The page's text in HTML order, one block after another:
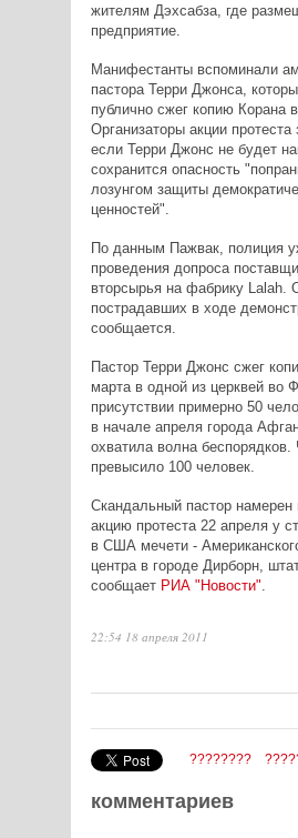
жителям Дэхсабза, где
предприятие.
Манифестанты вспоминали
пастора Терри Джонса,
публично сжег копию Корана
Организаторы акции протеста
если Терри Джонс не будет
сохранится опасность
лозунгом защиты
ценностей".
По данным Пажвак, полиция
проведения допроса
вторсырья на фабрику Lalah.
пострадавших в ходе
сообщается.
Пастор Терри Джонс сжег
марта в одной из церквей во
присутствии примерно 50
в начале апреля города
охватила волна
превысило 100 человек.
Скандальный пастор намерен
акцию протеста 22 апреля у
в США мечети -
центра в городе Дирборн,
сообщает РИА "Новости"
22:54 18 апреля 2011
????????
комментариев